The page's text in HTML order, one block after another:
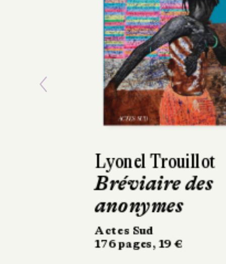
Tiphaine Le Gall
D'ailleurs, ce
n'est pas ma
maison
La Manufacture de
Previous